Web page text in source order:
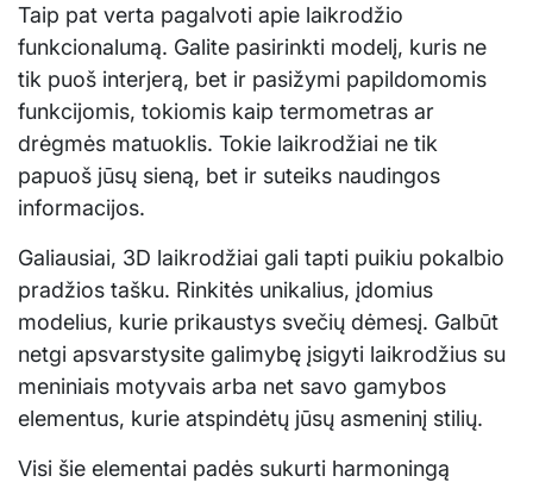
Taip pat verta pagalvoti apie laikrodžio
funkcionalumą. Galite pasirinkti modelį, kuris ne
tik puoš interjerą, bet ir pasižymi papildomomis
funkcijomis, tokiomis kaip termometras ar
drėgmės matuoklis. Tokie laikrodžiai ne tik
papuoš jūsų sieną, bet ir suteiks naudingos
informacijos.
Galiausiai, 3D laikrodžiai gali tapti puikiu pokalbio
pradžios tašku. Rinkitės unikalius, įdomius
modelius, kurie prikaustys svečių dėmesį. Galbūt
netgi apsvarstysite galimybę įsigyti laikrodžius su
meniniais motyvais arba net savo gamybos
elementus, kurie atspindėtų jūsų asmeninį stilių.
Visi šie elementai padės sukurti harmoningą